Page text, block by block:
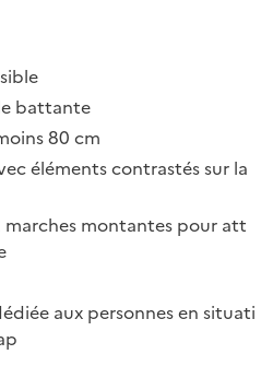
battante
80 cm
éléments contrastés sur la
marches montantes pour att
aux personnes en situati